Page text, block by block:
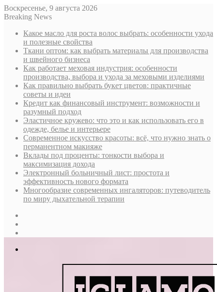
Воскресенье, 9 августа 2026
Breaking News
Какое масло для роста волос выбрать: особенности ухода
и полезные свойства
Ткани оптом: как выбрать материалы для производства
и швейного бизнеса
Как работает меховая индустрия: особенности
производства, выбора и ухода за меховыми изделиями
Как правильно выбрать букет цветов: практичные
советы и идеи
Кредит как финансовый инструмент: возможности и
разумный подход
Эластичное кружево: что это и как использовать его в
одежде, белье и интерьере
Современное искусство красоты: всё, что нужно знать о
перманентном макияже
Вклады под проценты: тонкости выбора и
максимизация дохода
Электронный больничный лист: простота и
эффективность нового формата
Многообразие современных ингаляторов: путеводитель
по миру дыхательной терапии